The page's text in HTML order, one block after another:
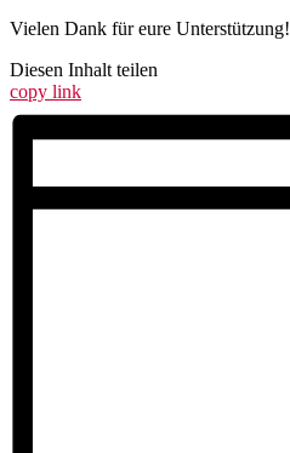
Vielen Dank für eure Unterstützung!
Diesen Inhalt teilen
copy link